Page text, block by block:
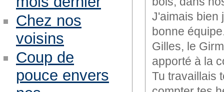
J'aimais bien
bonne
Gilles, le
apporté à la
Tu travaillais
Chez nos
voisins
Coup de
pouce envers